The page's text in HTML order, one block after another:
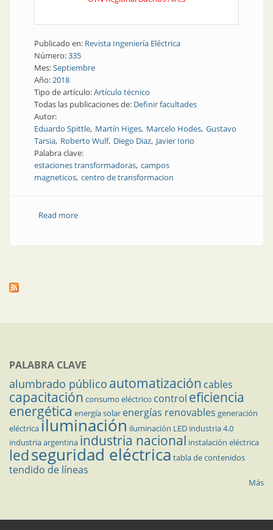
Publicado en: Revista Ingeniería Eléctrica
Número:335
Mes:Septiembre
Año:2018
Tipo de artículo:Artículo técnico
Todas las publicaciones de: Definir facultades
Autor:
Eduardo Spittle Martín Higes Marcelo Hodes Gustavo
Tarsia Roberto Wulf Diego Diaz Javier Iorio
Palabra clave:
estaciones transformadoras campos
magneticos centro de transformacion
Read moreabout Revista Electrotécnica | Atenuación de campos
PALABRA CLAVE
alumbrado público automatización cables
capacitación consumo eléctrico control eficiencia
energética energía solar energías renovables generación
eléctricailuminación iluminación LED industria 4.0
industria argentina industria nacional instalación eléctrica
ledseguridad eléctrica tabla de contenidos
tendido de líneas
Más